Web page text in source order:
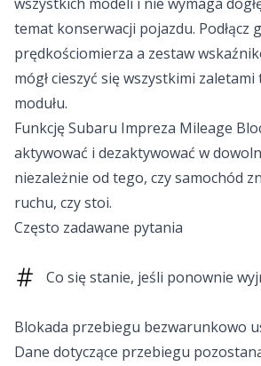
temat konserwacji pojazdu. Podłącz
prędkościomierza a zestaw
mógł cieszyć się wszystkimi
modułu.
Funkcję Subaru Impreza Mileage
aktywować i dezaktywować w
niezależnie od tego, czy samochód
ruchu, czy stoi.
Często zadawane pytania
Co się stanie, jeśli ponownie
Blokada przebiegu bezwarunkowo
Dane dotyczące przebiegu